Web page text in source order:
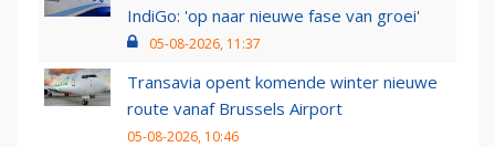
IndiGo: 'op naar nieuwe fase van groei'
05-08-2026, 11:37
Transavia opent komende winter nieuwe
route vanaf Brussels Airport
05-08-2026, 10:46